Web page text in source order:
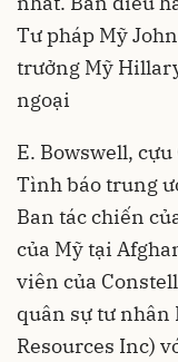
Tư pháp Mỹ
trưởng Mỹ
ngoại
E. Bowswell,
Tình báo trung
Ban tác chiến
của Mỹ tại
viên của
quân sự tư
Resources Inc)